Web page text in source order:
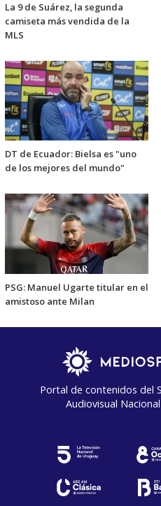
La 9 de Suárez, la segunda
camiseta más vendida de la
MLS
DT de Ecuador: Bielsa es "uno
de los mejores del mundo"
PSG: Manuel Ugarte titular en el
amistoso ante Milan
Portal de contenidos del
Audiovisual